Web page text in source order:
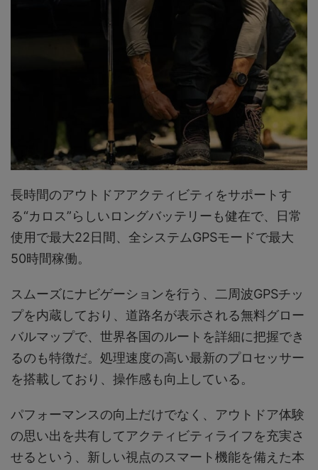
長時間のアウトドアアクティビティをサポートす
る“カロス”らしいロングバッテリーも健在で、日常
使用で最大22日間、全システムGPSモードで最大
50時間稼働。
スムーズにナビゲーションを行う、二周波GPSチッ
プを内蔵しており、道路名が表示される無料グロー
バルマップで、世界各国のルートを詳細に把握でき
るのも特徴だ。処理速度の高い最新のプロセッサー
を搭載しており、操作感も向上している。
パフォーマンスの向上だけでなく、アウトドア体験
の思い出を共有してアクティビティライフを充実さ
せるという、新しい視点のスマート機能を備えた本